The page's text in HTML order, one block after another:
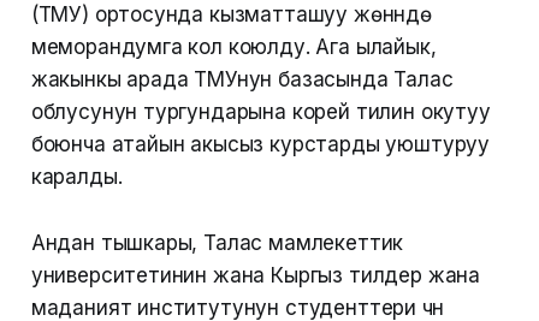
(ТМУ) ортосунда кызматташуу жөнүндө
меморандумга кол коюлду. Ага ылайык,
жакынкы арада ТМУнун базасында Талас
облусунун тургундарына корей тилин окутуу
боюнча атайын акысыз курстарды уюштуруу
каралды.
Андан тышкары, Талас мамлекеттик
университетинин жана Кыргыз тилдер жана
маданият институтунун студенттери үчүн